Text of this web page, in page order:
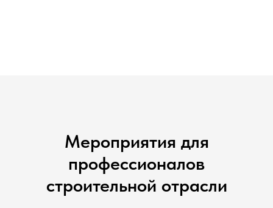
Мероприятия для
профессионалов
строительной отрасли